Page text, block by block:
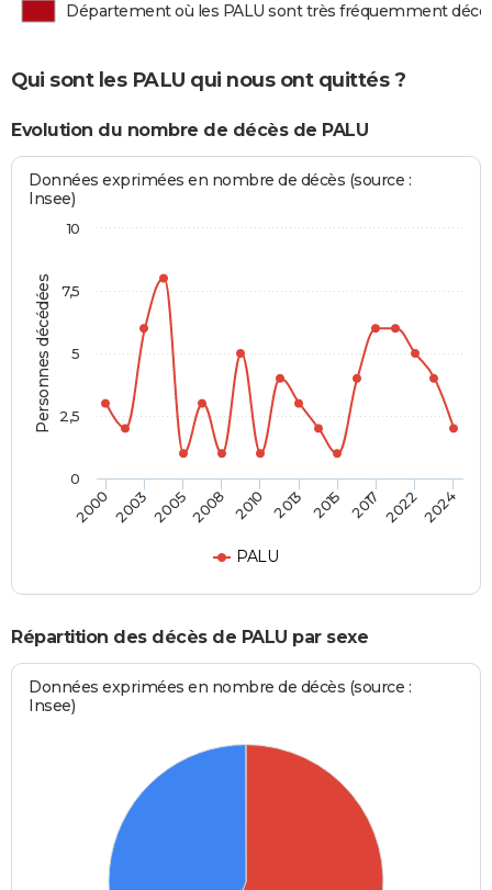
Département où les PALU sont très fréquemment
Qui sont les PALU qui nous ont quittés ?
Evolution du nombre de décès de PALU
Personnes décédées
Données exprimées en nombre de décès (source :
Insee)
PALU
2000 200320052008 2010 2013 2015 2017 20222024
0
10
2,5
5
7,5
Répartition des décès de PALU par sexe
Données exprimées en nombre de décès (source :
Insee)